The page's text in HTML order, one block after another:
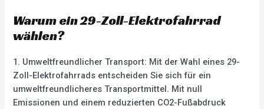
Warum ein 29-Zoll-Elektrofahrrad
wählen?
1. Umweltfreundlicher Transport: Mit der Wahl eines 29-
Zoll-Elektrofahrrads entscheiden Sie sich für ein
umweltfreundlicheres Transportmittel. Mit null
Emissionen und einem reduzierten CO2-Fußabdruck